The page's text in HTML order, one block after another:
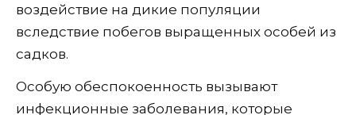
воздействие на дикие популяции
вследствие побегов выращенных особей из
садков.
Особую обеспокоенность вызывают
инфекционные заболевания, которые